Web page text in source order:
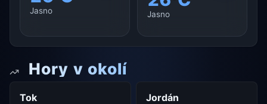
Jasno Jasno
Hory v okolí
Tok Jordán